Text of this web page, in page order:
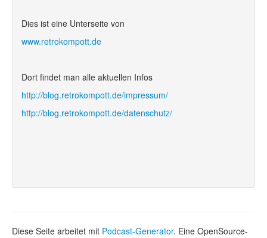
Dies ist eine Unterseite von
www.retrokompott.de
Dort findet man alle aktuellen Infos
http://blog.retrokompott.de/impressum/
http://blog.retrokompott.de/datenschutz/
Diese Seite arbeitet mit Podcast-Generator. Eine OpenSource-